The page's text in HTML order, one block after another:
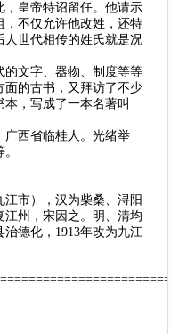
，皇帝特诏留任。他请示
，不仅允许他改姓，还特
人世代相传的姓氏就是况
的文字、器物、制度等等
面的古书，又拜访了不少
，写成了一本名著叫
广西省临桂人。光绪举
市），汉为柴桑、浔阳
州，宋因之。明、清均
德化，1913年改为九江